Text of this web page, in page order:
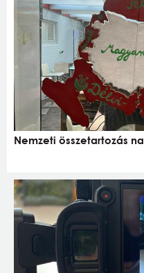
Nemzeti összetartozás